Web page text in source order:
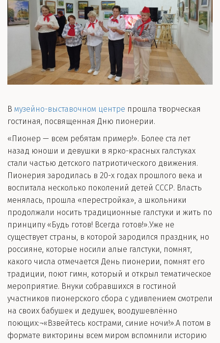
В музейно-выставочном центре прошла творческая
гостиная, посвященная Дню пионерии.
«Пионер — всем ребятам пример!». Более ста лет
назад юноши и девушки в ярко-красных галстуках
стали частью детского патриотического движения.
Пионерия зародилась в 20-х годах прошлого века и
воспитала несколько поколений детей СССР. Власть
менялась, прошла «перестройка», а школьники
продолжали носить традиционные галстуки и жить по
принципу «Будь готов! Всегда готов!».Уже не
существует страны, в которой зародился праздник, но
россияне, которые носили алые галстуки, помнят,
какого числа отмечается День пионерии, помнят его
традиции, поют гимн, который и открыл тематическое
мероприятие. Внуки собравшихся в гостиной
участников пионерского сбора с удивлением смотрели
на своих бабушек и дедушек, воодушевлённо
поющих:¬«Взвейтесь кострами, синие ночи!».А потом в
формате викторины всем миром вспомнили историю